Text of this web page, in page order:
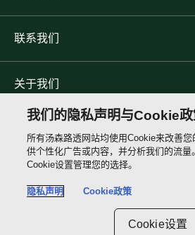
联系我们
关于我们
Reuters
我们的隐私声明与Cookie
所有汤森路透网站均使用Cookie来改善
供个性化广告或内容，并分析我们的流量
Cookie设置管理您的选择。
隐私声明 Cookie政策
Cookie设置